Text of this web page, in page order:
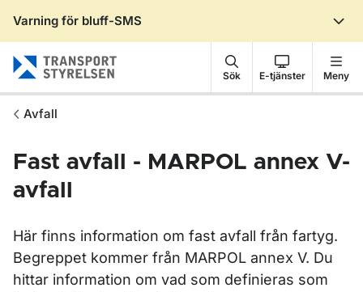
Varning för bluff-SMS
Sök E-tjänster Meny
Avfall
Fast avfall - MARPOL annex V-
avfall
Här finns information om fast avfall från fartyg.
Begreppet kommer från MARPOL annex V. Du
hittar information om vad som definieras som